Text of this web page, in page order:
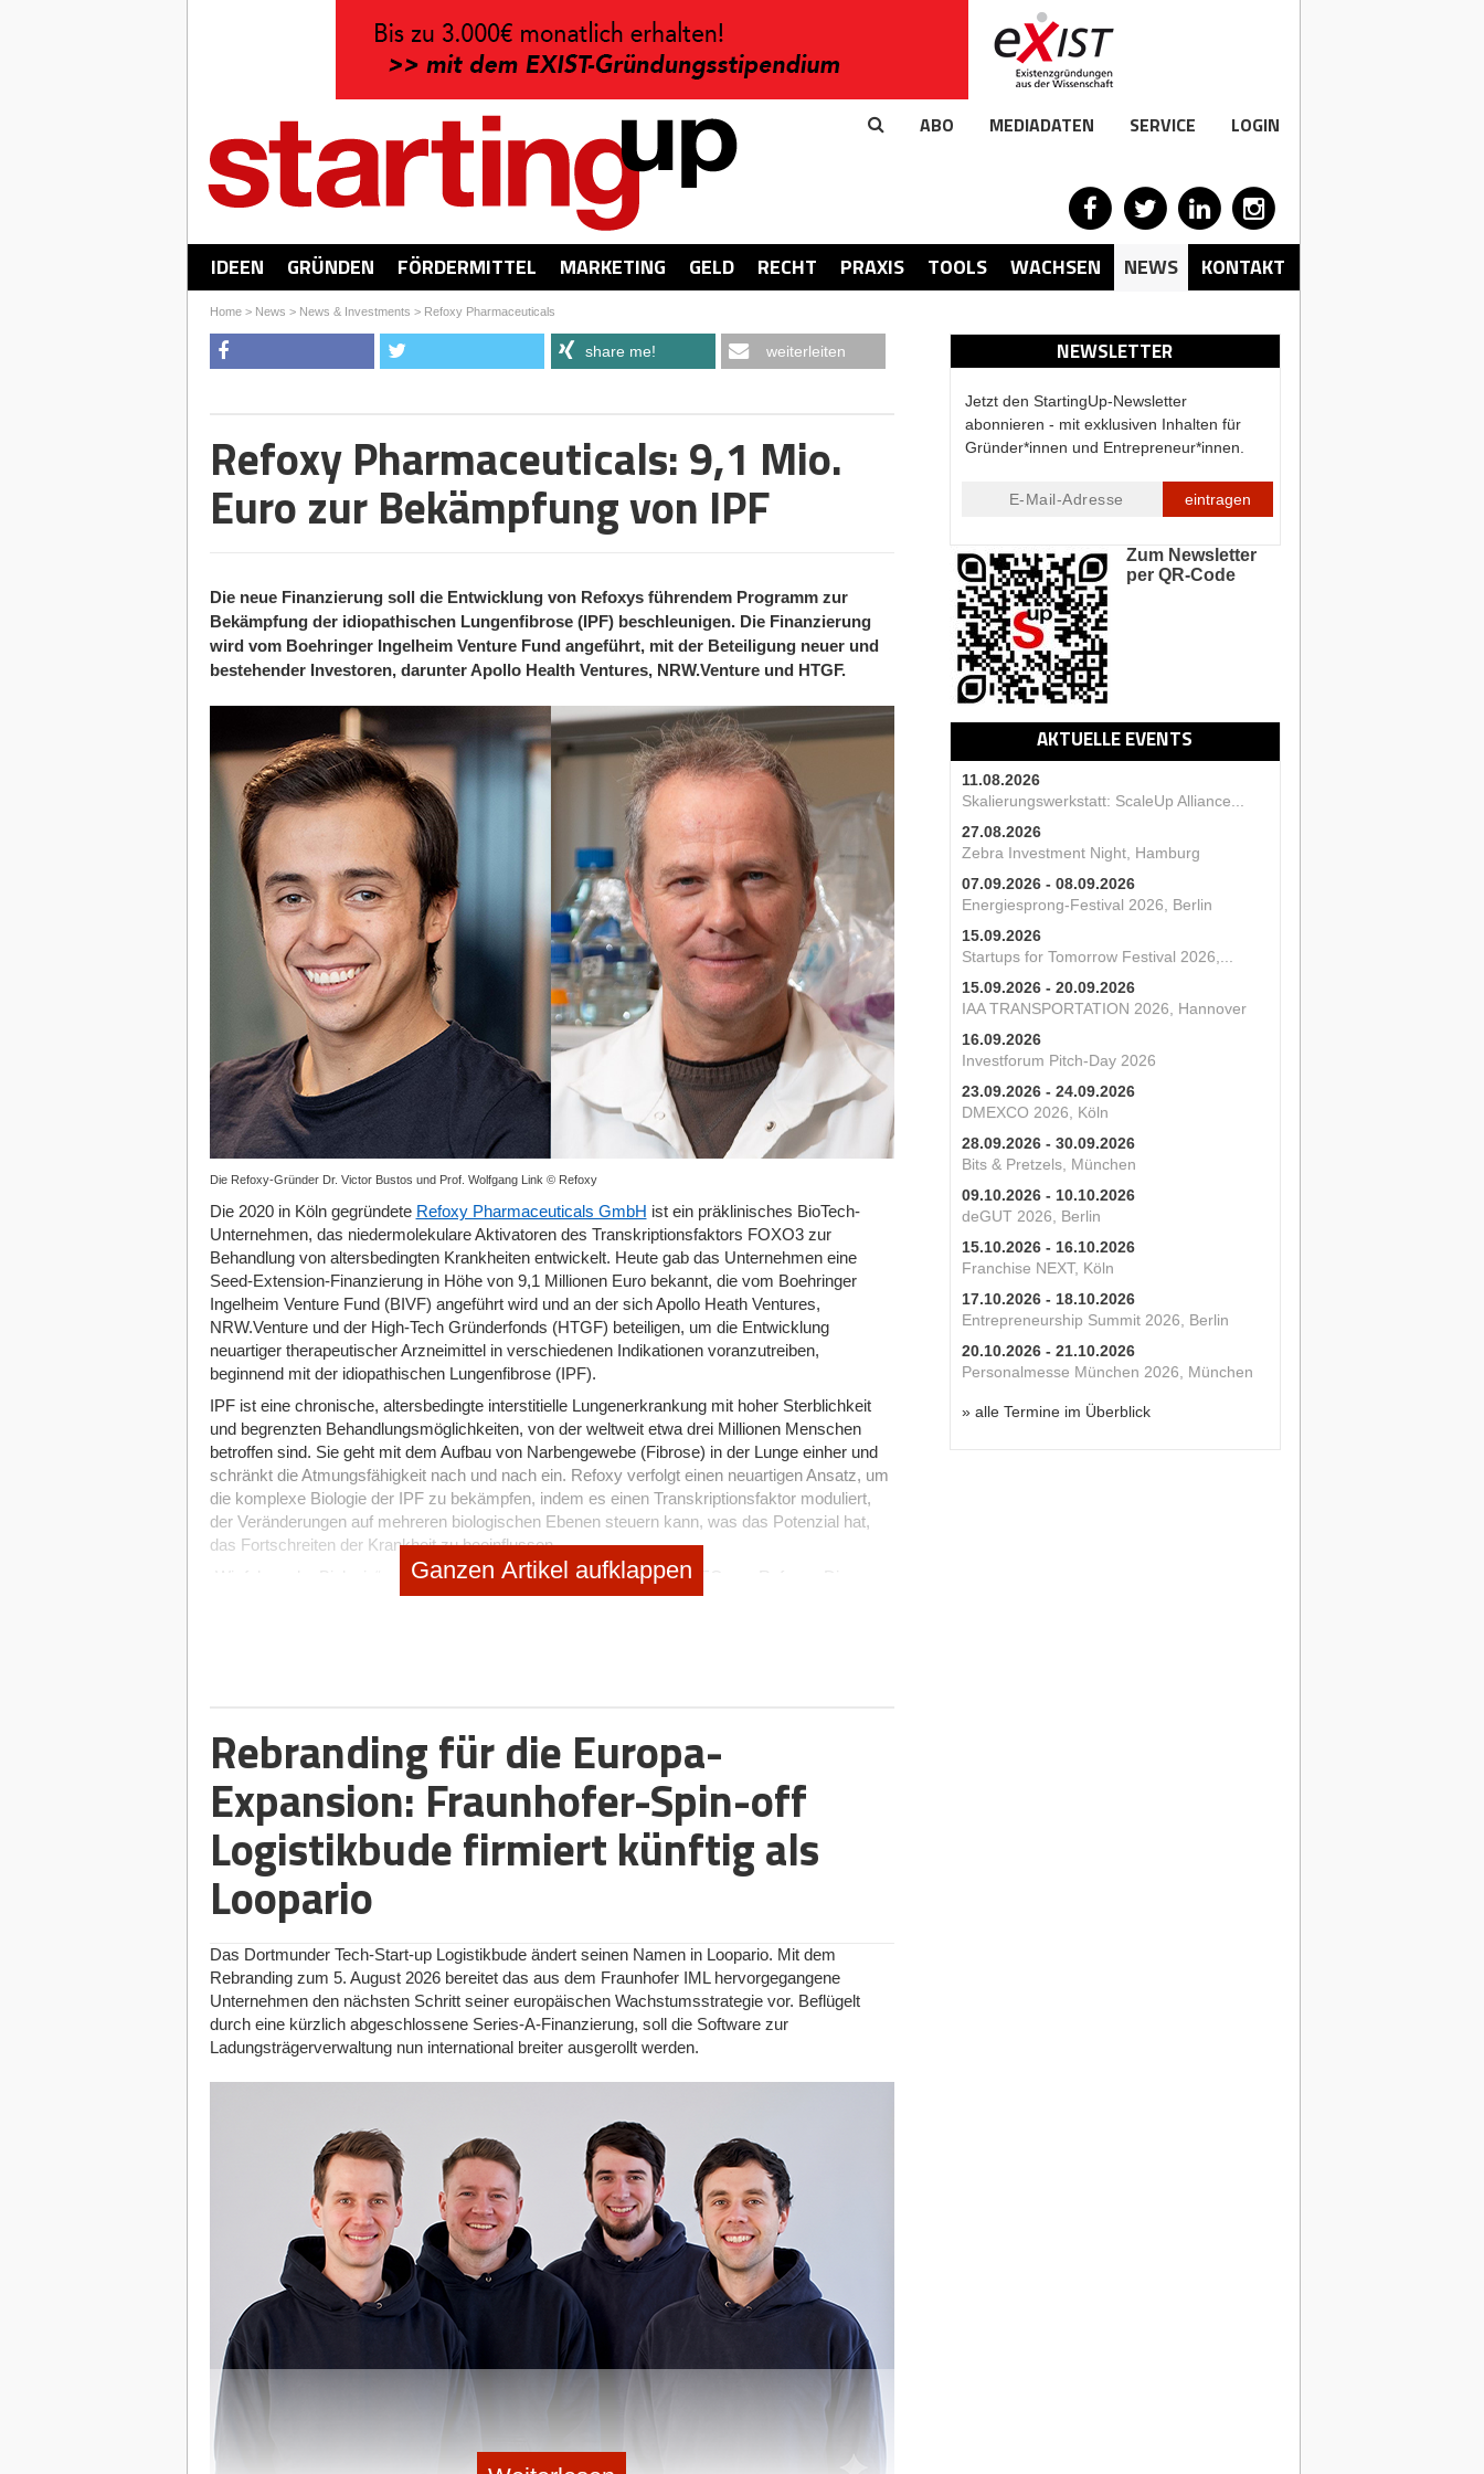
ABO MEDIADATEN SERVICE LOGIN
IDEEN GRÜNDEN FÖRDERMITTEL MARKETING GELD RECHT PRAXIS TOOLS WACHSEN NEWS KONTAKT
Home> News > News & Investments > Refoxy Pharmaceuticals
NEWSLETTER
Jetzt den StartingUp-Newsletter
abonnieren - mit exklusiven Inhalten für
Gründer*innen und Entrepreneur*innen.
eintragen
Zum Newsletter
per QR-Code
AKTUELLE EVENTS
11.08.2026
Skalierungswerkstatt: ScaleUp Alliance...
27.08.2026
Zebra Investment Night, Hamburg
07.09.2026 - 08.09.2026
Energiesprong-Festival 2026, Berlin
15.09.2026
Startups for Tomorrow Festival 2026,...
15.09.2026 - 20.09.2026
IAA TRANSPORTATION 2026, Hannover
16.09.2026
Investforum Pitch-Day 2026
23.09.2026 - 24.09.2026
DMEXCO 2026, Köln
28.09.2026 - 30.09.2026
Bits & Pretzels, München
09.10.2026 - 10.10.2026
deGUT 2026, Berlin
15.10.2026 - 16.10.2026
Franchise NEXT, Köln
17.10.2026 - 18.10.2026
Entrepreneurship Summit 2026, Berlin
20.10.2026 - 21.10.2026
Personalmesse München 2026, München
» alle Termine im Überblick
share me! weiterleiten
Refoxy Pharmaceuticals: 9,1 Mio.
Euro zur Bekämpfung von IPF
Die neue Finanzierung soll die Entwicklung von Refoxys führendem Programm zur
Bekämpfung der idiopathischen Lungenfibrose (IPF) beschleunigen. Die Finanzierung
wird vom Boehringer Ingelheim Venture Fund angeführt, mit der Beteiligung neuer und
bestehender Investoren, darunter Apollo Health Ventures, NRW.Venture und HTGF.
Die Refoxy-Gründer Dr. Victor Bustos und Prof. Wolfgang Link © Refoxy
Die 2020 in Köln gegründete Refoxy Pharmaceuticals GmbH ist ein präklinisches BioTech-
Unternehmen, das niedermolekulare Aktivatoren des Transkriptionsfaktors FOXO3 zur
Behandlung von altersbedingten Krankheiten entwickelt. Heute gab das Unternehmen eine
Seed-Extension-Finanzierung in Höhe von 9,1 Millionen Euro bekannt, die vom Boehringer
Ingelheim Venture Fund (BIVF) angeführt wird und an der sich Apollo Heath Ventures,
NRW.Venture und der High-Tech Gründerfonds (HTGF) beteiligen, um die Entwicklung
neuartiger therapeutischer Arzneimittel in verschiedenen Indikationen voranzutreiben,
beginnend mit der idiopathischen Lungenfibrose (IPF).
IPF ist eine chronische, altersbedingte interstitielle Lungenerkrankung mit hoher Sterblichkeit
und begrenzten Behandlungsmöglichkeiten, von der weltweit etwa drei Millionen Menschen
betroffen sind. Sie geht mit dem Aufbau von Narbengewebe (Fibrose) in der Lunge einher und
schränkt die Atmungsfähigkeit nach und nach ein. Refoxy verfolgt einen neuartigen Ansatz, um
die komplexe Biologie der IPF zu bekämpfen, indem es einen Transkriptionsfaktor moduliert,
der Veränderungen auf mehreren biologischen Ebenen steuern kann, was das Potenzial hat,
das Fortschreiten der Krankheit zu beeinflussen.
„Wir folgen der Biologie“, sagt Dr. Victor Bustos, Mitbegründer und CEO von Refoxy. „Die
Beweise dafür, dass die Aktivierung von FOXO3 therapeutisch relevant sein kann, werden
Formen von Stress zu bekämpfen, was es zu einem interessanten Ziel für die
Arzneimittelforschung macht. Seine komplexe Biologie hat jedoch die Bemühungen um die
Nutzung seines therapeutischen Potenzials eingeschränkt. Dr. Victor Bustos hat zusammen
mit Prof. Wolfgang Link, einem weltweit anerkannten Experten für FOXO3, in Partnerschaft mit
Apollo Health Ventures das Unternehmen Refoxy gegründet. Ihre Strategie konzentriert sich auf
die Identifizierung von FOXO3-Aktivatoren durch eine proprietäre Plattform zur Entdeckung von
Medikamenten, die auf der bahnbrechenden Forschung von Prof. Link basiert und F.act finder
(FOXO activator finder) heißt.
Modulation in IPF-Modellen zeigt, was das Unternehmen zuversichtlich stimmt, weiter
voranzukommen.
Hat Ihnen der Artikel gefallen?
share me! weiterleiten
Diese Artikel könnten Sie auch interessieren:
07.08.2026 |Strategien
Selbständig mit Ü50: Flucht vor dem Algorithmus oder Neustart in die
Freiheit?
06.08.2026
Vom Hype zur harten Realität: United Robotics Group eröffnet Real-Labor im
Ganzen Artikel aufklappen
Rebranding für die Europa-
Expansion: Fraunhofer-Spin-off
Logistikbude firmiert künftig als
Loopario
Das Dortmunder Tech-Start-up Logistikbude ändert seinen Namen in Loopario. Mit dem
Rebranding zum 5. August 2026 bereitet das aus dem Fraunhofer IML hervorgegangene
Unternehmen den nächsten Schritt seiner europäischen Wachstumsstrategie vor. Beflügelt
durch eine kürzlich abgeschlossene Series-A-Finanzierung, soll die Software zur
Ladungsträgerverwaltung nun international breiter ausgerollt werden.